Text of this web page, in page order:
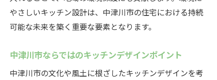
やさしいキッチン設計は、中津川市の住宅における持続
可能な未来を築く重要な要素となります。
中津川市ならではのキッチンデザインポイント
中津川市の文化や風土に根ざしたキッチンデザインを考